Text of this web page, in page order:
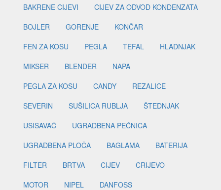
BAKRENE CIJEVI
CIJEV ZA ODVOD KONDENZATA
BOJLER
GORENJE
KONČAR
FEN ZA KOSU
PEGLA TEFAL
HLADNJAK
MIKSER
BLENDER
NAPA
PEGLA ZA KOSU
CANDY
REZALICE
SEVERIN
SUŠILICA RUBLJA
ŠTEDNJAK
USISAVAČ
UGRADBENA PEĆNICA
UGRADBENA PLOČA
BAGLAMA
BATERIJA
FILTER
BRTVA CIJEV
CRIJEVO
MOTOR
NIPEL
DANFOSS